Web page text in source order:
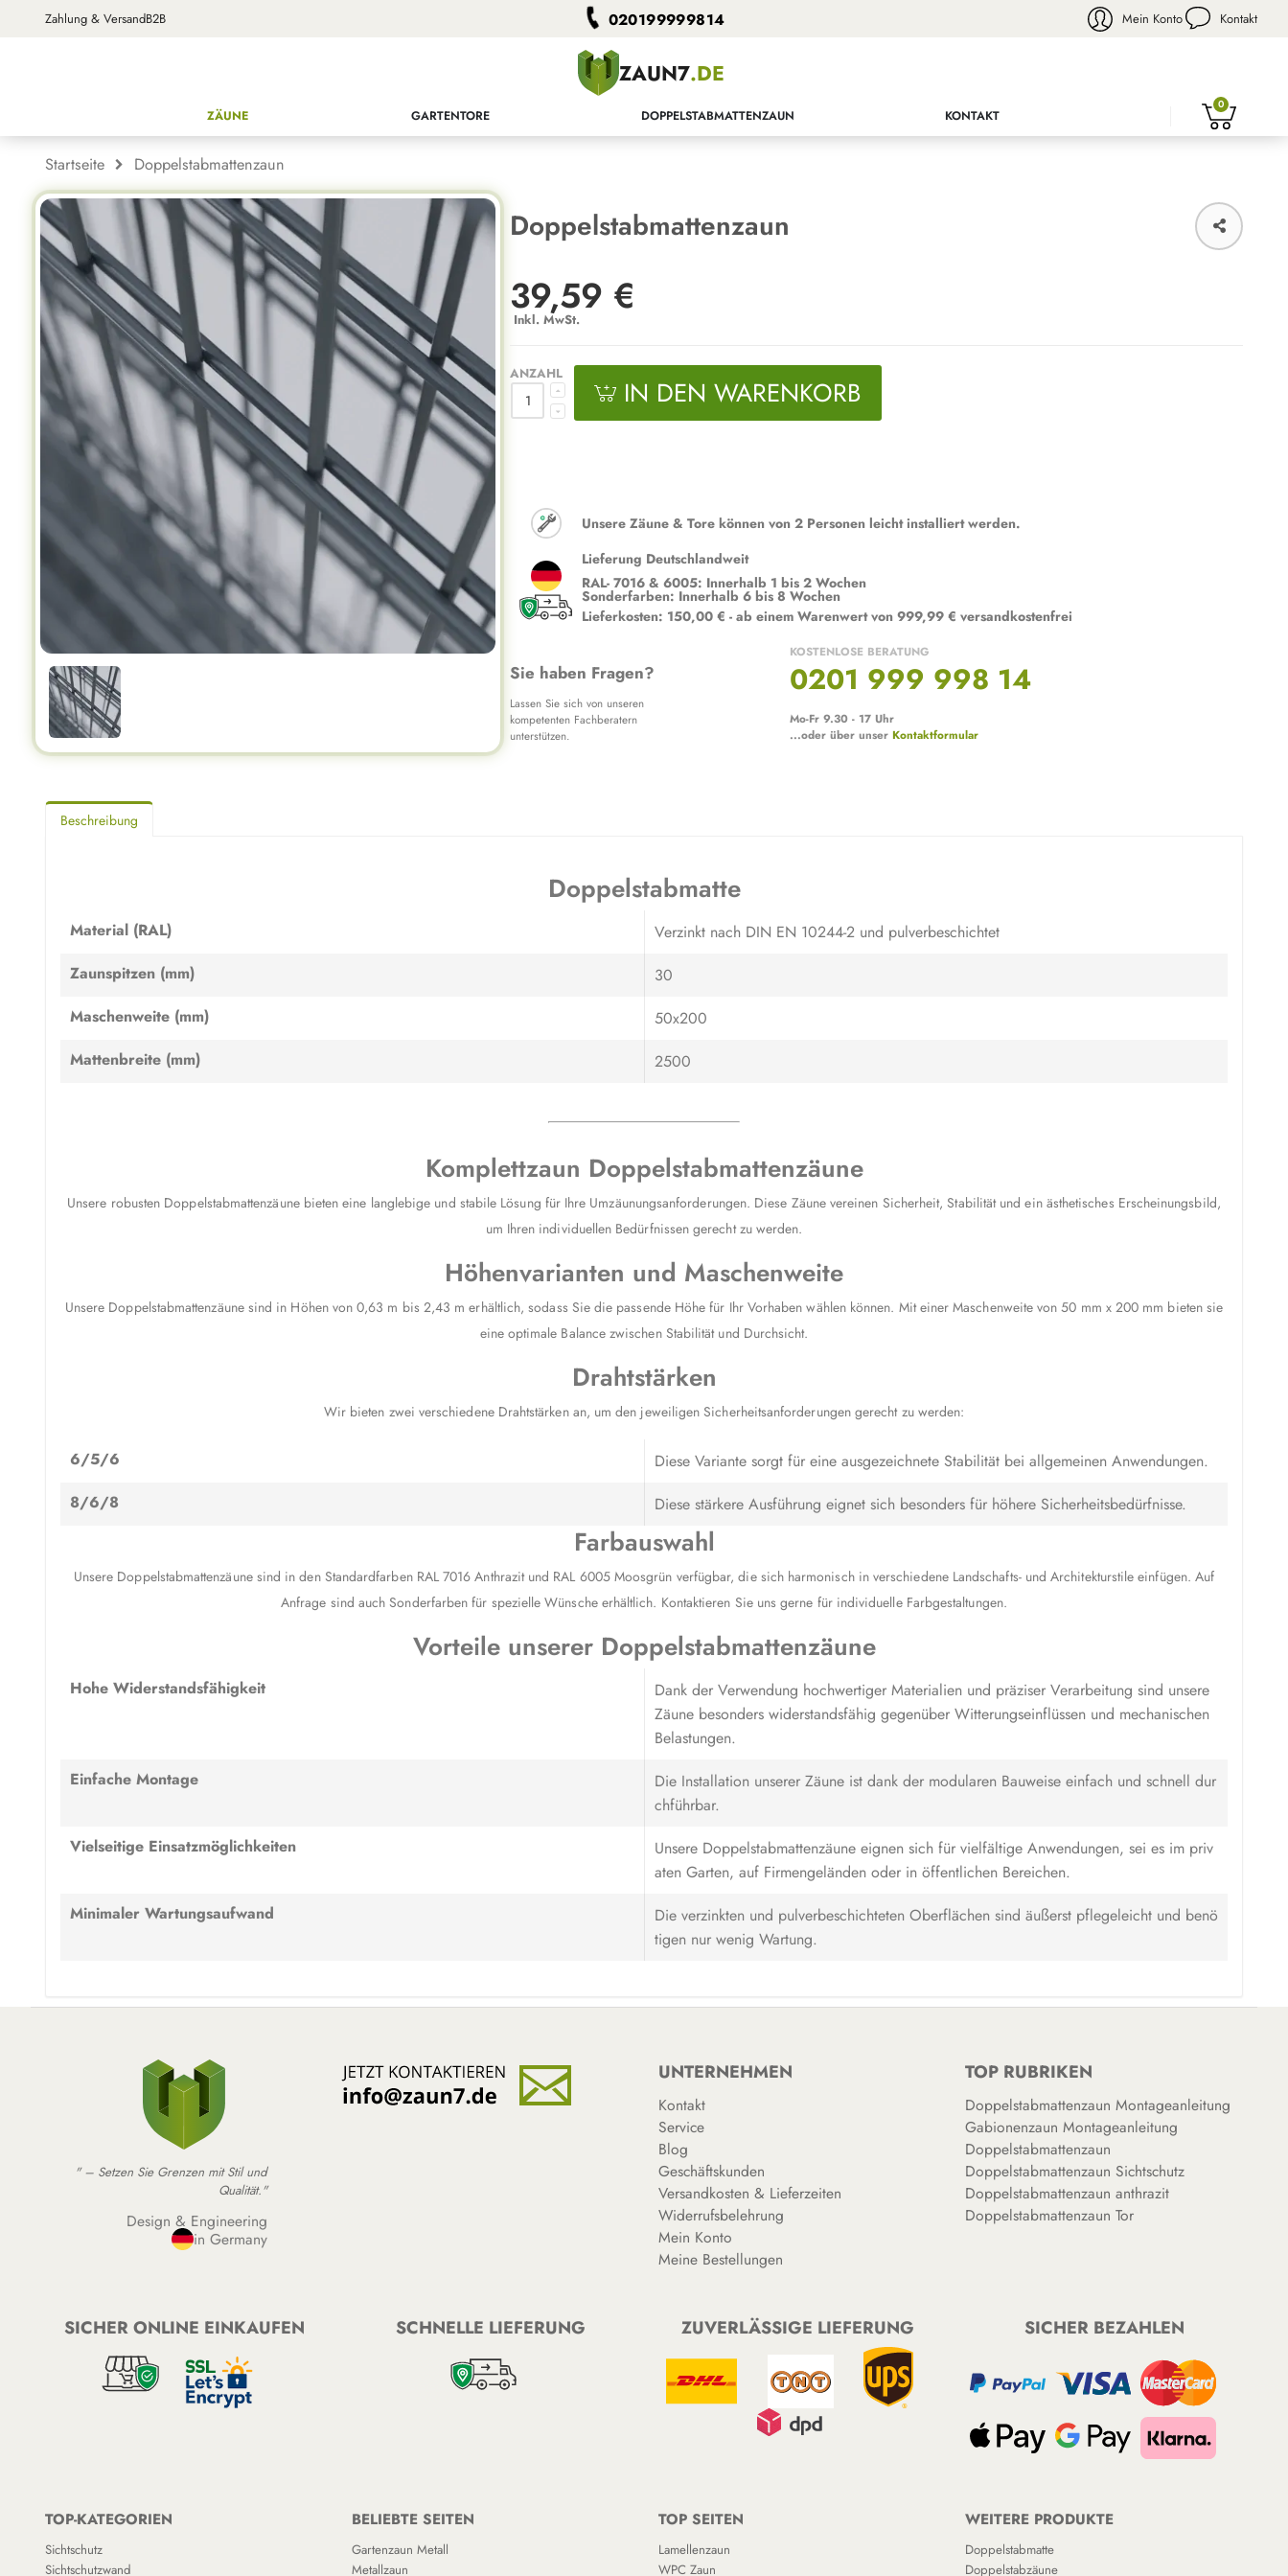
Zahlung & VersandB2B 020199999814 Mein Konto Kontakt
ZAUN7.DE
ZÄUNE GARTENTORE DOPPELSTABMATTENZAUN KONTAKT
0
Startseite Doppelstabmattenzaun
Doppelstabmattenzaun
39,59 €
Inkl. MwSt.
ANZAHL
IN DEN WARENKORB
Unsere Zäune & Tore können von 2 Personen leicht installiert werden.
Lieferung Deutschlandweit
RAL- 7016 & 6005: Innerhalb 1 bis 2 Wochen
Sonderfarben: Innerhalb 6 bis 8 Wochen
Lieferkosten: 150,00 € - ab einem Warenwert von 999,99 € versandkostenfrei
Sie haben Fragen?
Lassen Sie sich von unseren
kompetenten Fachberatern
unterstützen.
KOSTENLOSE BERATUNG
0201 999 998 14
Mo-Fr 9.30 - 17 Uhr
...oder über unser Kontaktformular
Beschreibung
Doppelstabmatte
Material (RAL)
Verzinkt nach DIN EN 10244-2 und pulverbeschichtet
Zaunspitzen (mm)
30
Maschenweite (mm)
50x200
Mattenbreite (mm)
2500
Komplettzaun Doppelstabmattenzäune
Unsere robusten Doppelstabmattenzäune bieten eine langlebige und stabile Lösung für Ihre Umzäunungsanforderungen. Diese Zäune vereinen Sicherheit, Stabilität und ein ästhetisches Erscheinungsbild,
um Ihren individuellen Bedürfnissen gerecht zu werden.
Höhenvarianten und Maschenweite
Unsere Doppelstabmattenzäune sind in Höhen von 0,63 m bis 2,43 m erhältlich, sodass Sie die passende Höhe für Ihr Vorhaben wählen können. Mit einer Maschenweite von 50 mm x 200 mm bieten sie
eine optimale Balance zwischen Stabilität und Durchsicht.
Drahtstärken
Wir bieten zwei verschiedene Drahtstärken an, um den jeweiligen Sicherheitsanforderungen gerecht zu werden:
6/5/6
Diese Variante sorgt für eine ausgezeichnete Stabilität bei allgemeinen Anwendungen.
8/6/8
Diese stärkere Ausführung eignet sich besonders für höhere Sicherheitsbedürfnisse.
Farbauswahl
Unsere Doppelstabmattenzäune sind in den Standardfarben RAL 7016 Anthrazit und RAL 6005 Moosgrün verfügbar, die sich harmonisch in verschiedene Landschafts- und Architekturstile einfügen. Auf
Anfrage sind auch Sonderfarben für spezielle Wünsche erhältlich. Kontaktieren Sie uns gerne für individuelle Farbgestaltungen.
Vorteile unserer Doppelstabmattenzäune
Hohe Widerstandsfähigkeit
Dank der Verwendung hochwertiger Materialien und präziser Verarbeitung sind unsere
Zäune besonders widerstandsfähig gegenüber Witterungseinflüssen und mechanischen
Belastungen.
Einfache Montage
Die Installation unserer Zäune ist dank der modularen Bauweise einfach und schnell dur
chführbar.
Vielseitige Einsatzmöglichkeiten
Unsere Doppelstabmattenzäune eignen sich für vielfältige Anwendungen, sei es im priv
aten Garten, auf Firmengeländen oder in öffentlichen Bereichen.
Minimaler Wartungsaufwand
Die verzinkten und pulverbeschichteten Oberflächen sind äußerst pflegeleicht und benö
tigen nur wenig Wartung.
" – Setzen Sie Grenzen mit Stil und
Qualität."
Design & Engineering
in Germany
UNTERNEHMEN
Kontakt
Service
Blog
Geschäftskunden
Versandkosten & Lieferzeiten
Widerrufsbelehrung
Mein Konto
Meine Bestellungen
TOP RUBRIKEN
Doppelstabmattenzaun Montageanleitung
Gabionenzaun Montageanleitung
Doppelstabmattenzaun
Doppelstabmattenzaun Sichtschutz
Doppelstabmattenzaun anthrazit
Doppelstabmattenzaun Tor
SICHER ONLINE EINKAUFEN SCHNELLE LIEFERUNG ZUVERLÄSSIGE LIEFERUNG SICHER BEZAHLEN
TOP-KATEGORIEN
Sichtschutz
Sichtschutzwand
BELIEBTE SEITEN
Gartenzaun Metall
Metallzaun
TOP SEITEN
Lamellenzaun
WPC Zaun
WEITERE PRODUKTE
Doppelstabmatte
Doppelstabzäune